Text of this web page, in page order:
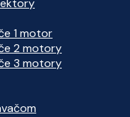
1 motor
2 motory
3 motory